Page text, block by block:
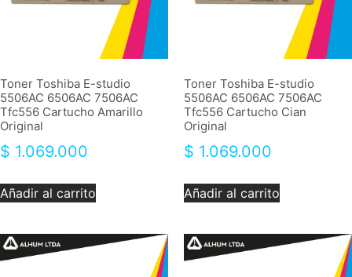
Toner Toshiba E-studio
5506AC 6506AC 7506AC
Tfc556 Cartucho Amarillo
Original
$ 1.069.000
Añadir al carrito
Toner Toshiba E-studio
5506AC 6506AC 7506AC
Tfc556 Cartucho Cian
Original
$ 1.069.000
Añadir al carrito